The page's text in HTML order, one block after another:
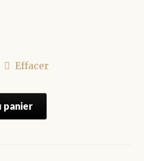
Effacer
panier